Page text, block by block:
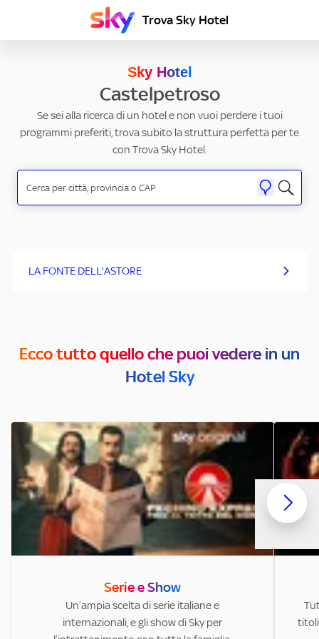
Trova Sky Hotel
Sky Hotel
Castelpetroso
Se sei alla ricerca di un hotel e non vuoi perdere i tuoi
programmi preferiti, trova subito la struttura perfetta per te
con Trova Sky Hotel.
LA FONTE DELL'ASTORE
Ecco tutto quello che puoi vedere in un
Hotel Sky
Serie e Show
Un’ampia scelta di serie italiane e
internazionali, e gli show di Sky per
titoli